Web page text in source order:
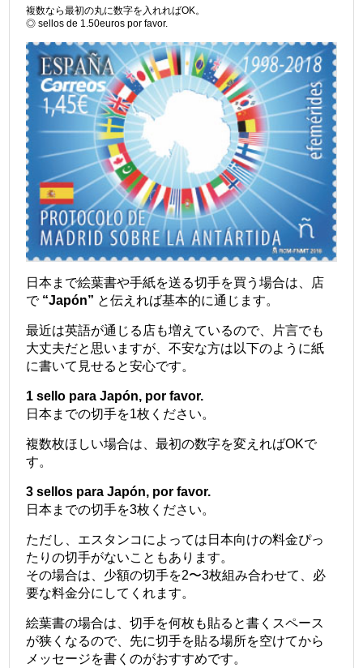
複数なら最初の丸に数字を入れればOK。
◎ sellos de 1.50euros por favor.
日本まで絵葉書や手紙を送る切手を買う場合は、店
で “Japón” と伝えれば基本的に通じます。
最近は英語が通じる店も増えているので、片言でも
大丈夫だと思いますが、不安な方は以下のように紙
に書いて見せると安心です。
1 sello para Japón, por favor.
日本までの切手を1枚ください。
複数枚ほしい場合は、最初の数字を変えればOKで
す。
3 sellos para Japón, por favor.
日本までの切手を3枚ください。
ただし、エスタンコによっては日本向けの料金ぴっ
たりの切手がないこともあります。
その場合は、少額の切手を2〜3枚組み合わせて、必
要な料金分にしてくれます。
絵葉書の場合は、切手を何枚も貼ると書くスペース
が狭くなるので、先に切手を貼る場所を空けてから
メッセージを書くのがおすすめです。